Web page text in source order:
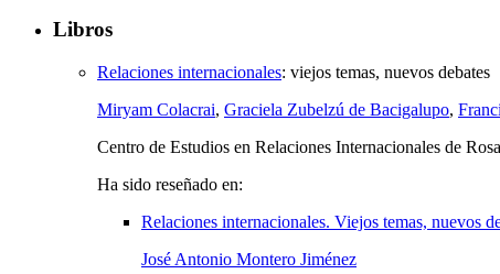
Libros
Relaciones internacionales: viejos temas, nuevos debates
Miryam Colacrai, Graciela Zubelzú de Bacigalupo,
Centro de Estudios en Relaciones Internacionales de
Ha sido reseñado en:
Relaciones internacionales. Viejos temas, nuevos
José Antonio Montero Jiménez